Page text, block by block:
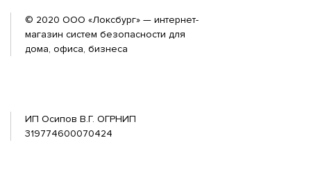
© 2020 ООО «Локсбург» — интернет-
магазин систем безопасности для
дома, офиса, бизнеса
ИП Осипов В.Г. ОГРНИП
319774600070424